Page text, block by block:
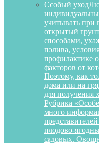
Особый уход
учитывать при
открытый
способами,
полива,
профилактике
факторов от
Поэтому, как
дома или на
для получения
Рубрика
много
плодово-
садовых.